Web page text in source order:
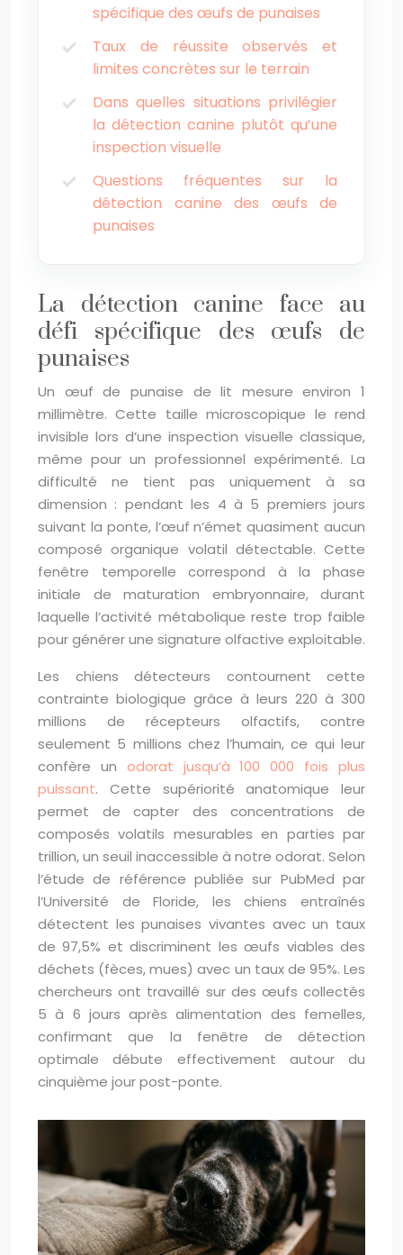
spécifique des œufs de punaises
Taux de réussite observés et
limites concrètes sur le terrain
Dans quelles situations privilégier
la détection canine plutôt qu’une
inspection visuelle
Questions fréquentes sur la
détection canine des œufs de
punaises
La détection canine face au
défi spécifique des œufs de
punaises
Un œuf de punaise de lit mesure environ 1
millimètre. Cette taille microscopique le rend
invisible lors d’une inspection visuelle classique,
même pour un professionnel expérimenté. La
difficulté ne tient pas uniquement à sa
dimension : pendant les 4 à 5 premiers jours
suivant la ponte, l’œuf n’émet quasiment aucun
composé organique volatil détectable. Cette
fenêtre temporelle correspond à la phase
initiale de maturation embryonnaire, durant
laquelle l’activité métabolique reste trop faible
pour générer une signature olfactive exploitable.
Les chiens détecteurs contournent cette
contrainte biologique grâce à leurs 220 à 300
millions de récepteurs olfactifs, contre
seulement 5 millions chez l’humain, ce qui leur
confère un odorat jusqu’à 100 000 fois plus
puissant. Cette supériorité anatomique leur
permet de capter des concentrations de
composés volatils mesurables en parties par
trillion, un seuil inaccessible à notre odorat. Selon
l’étude de référence publiée sur PubMed par
l’Université de Floride, les chiens entraînés
détectent les punaises vivantes avec un taux
de 97,5% et discriminent les œufs viables des
déchets (fèces, mues) avec un taux de 95%. Les
chercheurs ont travaillé sur des œufs collectés
5 à 6 jours après alimentation des femelles,
confirmant que la fenêtre de détection
optimale débute effectivement autour du
cinquième jour post-ponte.